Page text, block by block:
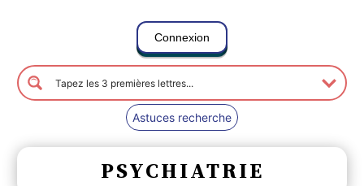
Connexion
Astuces recherche
PSYCHIATRIE